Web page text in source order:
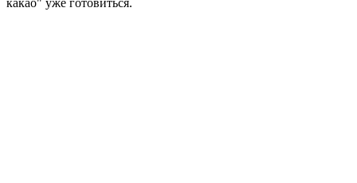
какао" уже готовиться.